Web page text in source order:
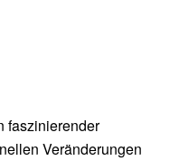
faszinierender
Veränderungen